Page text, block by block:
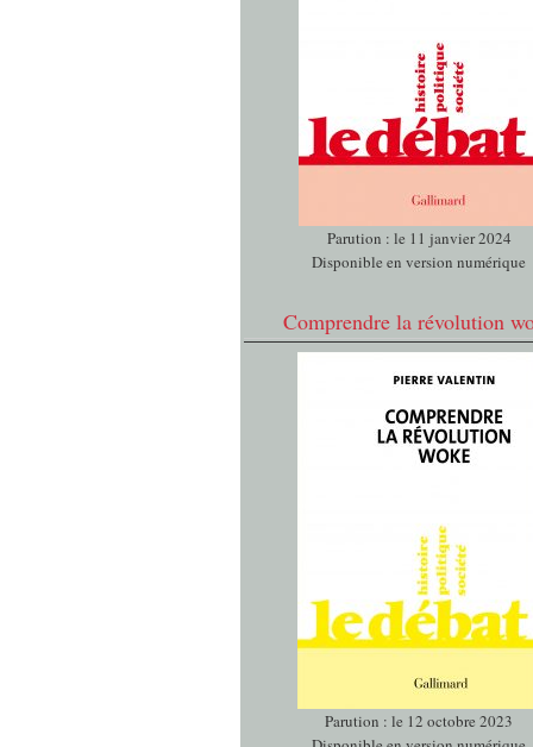
Parution : le 11 janvier 2024
Disponible en version numérique
Comprendre la révolution
Parution : le 12 octobre 2023